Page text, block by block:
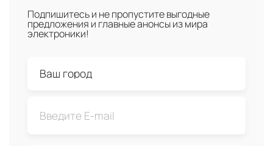
Подпишитесь и не пропустите выгодные
предложения и главные анонсы из мира
электроники!